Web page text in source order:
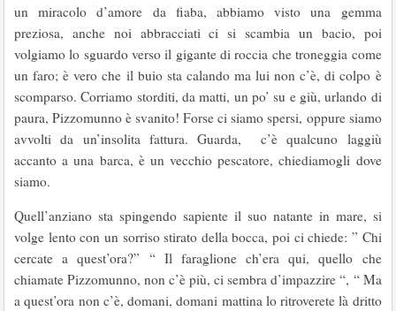
un miracolo d’amore da fiaba, abbiamo visto una gemma
preziosa, anche noi abbracciati ci si scambia un bacio, poi
volgiamo lo sguardo verso il gigante di roccia che troneggia come
un faro; è vero che il buio sta calando ma lui non c’è, di colpo è
scomparso. Corriamo storditi, da matti, un po’ su e giù, urlando di
paura, Pizzomunno è svanito! Forse ci siamo spersi, oppure siamo
avvolti da un’insolita fattura. Guarda, c’è qualcuno laggiù
accanto a una barca, è un vecchio pescatore, chiediamogli dove
siamo.
Quell’anziano sta spingendo sapiente il suo natante in mare, si
volge lento con un sorriso stirato della bocca, poi ci chiede: ” Chi
cercate a quest’ora?” “ Il faraglione ch’era qui, quello che
chiamate Pizzomunno, non c’è più, ci sembra d’impazzire “, “ Ma
a quest’ora non c’è, domani, domani mattina lo ritroverete là dritto